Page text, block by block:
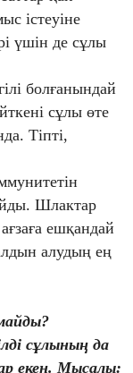
істеуіне
үшін де сұлы
болғанындай
сұлы өте
Тіпті,
Шлактар
ешқандай
алудың ең
сұлының да
екен. Мысалы: